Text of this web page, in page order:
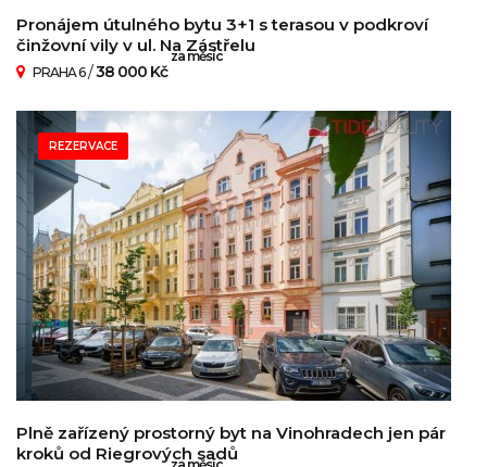
Pronájem útulného bytu 3+1 s terasou v podkroví
činžovní vily v ul. Na Zástřelu
PRAHA 6/38 000 Kč
za měsíc
REZERVACE
Plně zařízený prostorný byt na Vinohradech jen pár
kroků od Riegrových sadů